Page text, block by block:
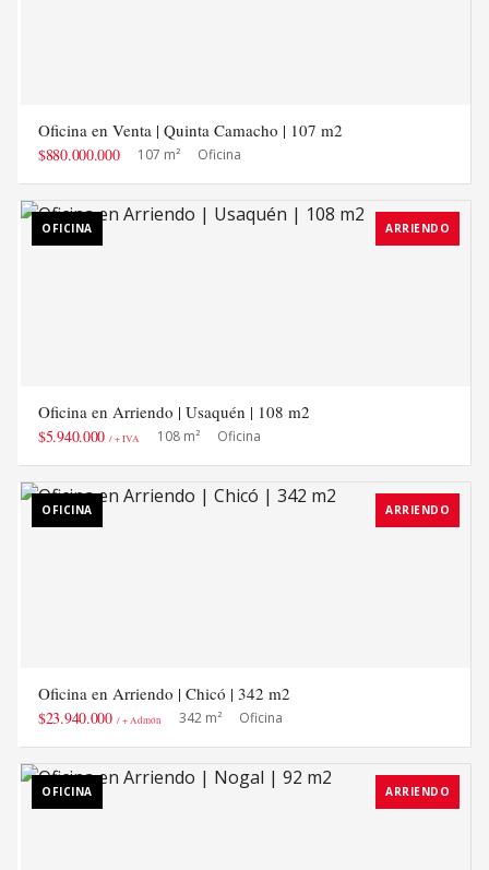
Oficina en Venta | Quinta Camacho | 107 m2
$880.000.000 107 m² Oficina
OFICINA ARRIENDO
Oficina en Arriendo | Usaquén | 108 m2
$5.940.000 / + IVA 108 m² Oficina
OFICINA ARRIENDO
Oficina en Arriendo | Chicó | 342 m2
$23.940.000 / + Admón 342 m² Oficina
OFICINA ARRIENDO